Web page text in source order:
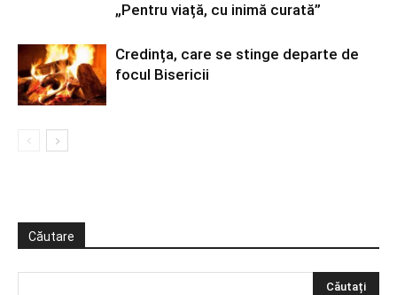
„Pentru viață, cu inimă curată”
Credința, care se stinge departe de
focul Bisericii
Căutare